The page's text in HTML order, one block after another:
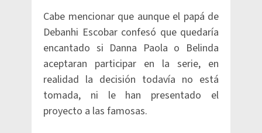
Cabe mencionar que aunque el papá de
Debanhi Escobar confesó que quedaría
encantado si Danna Paola o Belinda
aceptaran participar en la serie, en
realidad la decisión todavía no está
tomada, ni le han presentado el
proyecto a las famosas.